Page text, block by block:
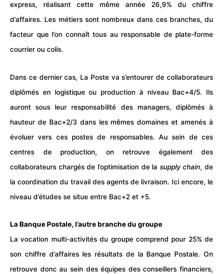
express, réalisant cette même année 26,9% du chiffre
d’affaires. Les métiers sont nombreux dans ces branches, du
facteur que l’on connaît tous au responsable de plate-forme
courrier ou colis.
Dans ce dernier cas, La Poste va s’entourer de collaborateurs
diplômés en logistique ou production à niveau Bac+4/5. Ils
auront sous leur responsabilité des managers, diplômés à
hauteur de Bac+2/3 dans les mêmes domaines et amenés à
évoluer vers ces postes de responsables. Au sein de ces
centres de production, on retrouve également des
collaborateurs chargés de l’optimisation de la supply chain, de
la coordination du travail des agents de livraison. Ici encore, le
niveau d’études se situe entre Bac+2 et +5.
La Banque Postale, l’autre branche du groupe
La vocation multi-activités du groupe comprend pour 25% de
son chiffre d’affaires les résultats de la Banque Postale. On
retrouve donc au sein des équipes des conseillers financiers,